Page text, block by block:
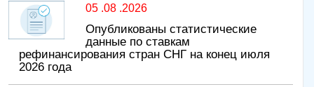
05 .08 .2026
Опубликованы статистические
данные по ставкам
рефинансирования стран СНГ на конец июля
2026 года